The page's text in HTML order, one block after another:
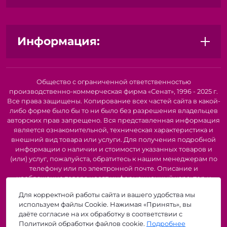
Информация:
Общество с ограниченной ответственностью
производственно-коммерческая фирма «Сенат», 1996 - 2025 г.
Все права защищены. Копирование всех частей сайта в какой-
либо форме было бы то ни было без разрешения владельцев
авторских прав запрещено. Вся представленная информация
является ознакомительной, техническая характеристика и
внешний вид товара или услуги. Для получения подробной
информации о наличии и стоимости указанных товаров и
(или) услуг, пожалуйста, обратитесь к нашим менеджерам по
телефону или по электронной почте. Описание и
изображение товара носят информационный характер и
представленных в технической документации производителя.
Производители о предоставлении за собой права на
изменение внешнего вида, характеристик и комплектации
Для корректной работы сайта и вашего удобства мы
используем файлы Cookie. Нажимая «Принять», вы
даёте согласие на их обработку в соответствии с
Политикой обработки файлов cookie. Подробнее